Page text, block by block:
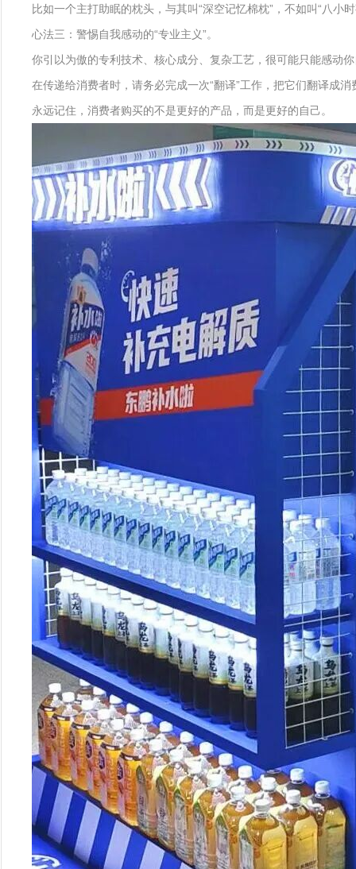
比如一个主打助眠的枕头，与其叫“深空记忆棉枕”，不如叫“八小
心法三：警惕自我感动的“专业主义”。
你引以为傲的专利技术、核心成分、复杂工艺，很可能只能感动
在传递给消费者时，请务必完成一次“翻译”工作，把它们翻译成
永远记住，消费者购买的不是更好的产品，而是更好的自己。